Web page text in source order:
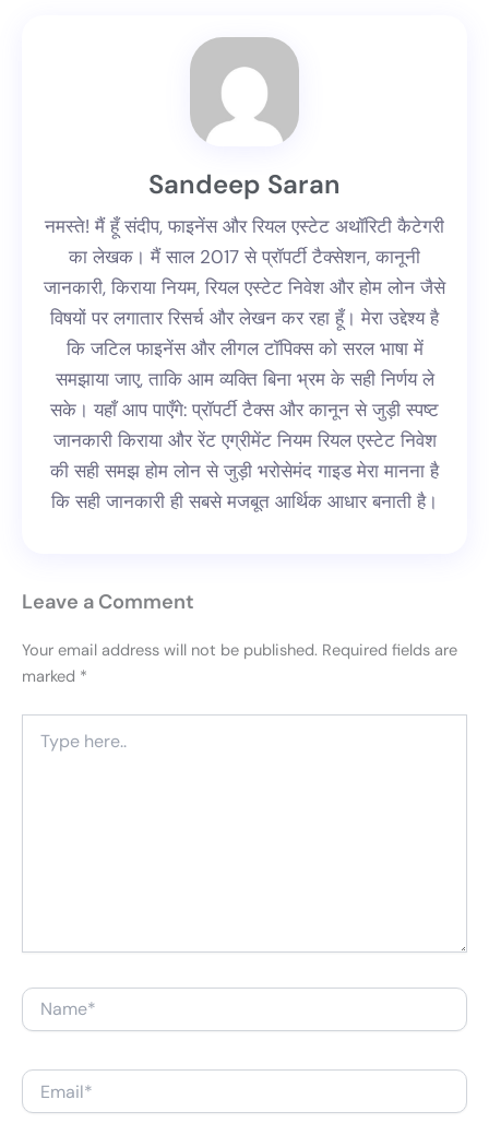
Sandeep Saran
नमस्ते! मैं हूँ संदीप, फाइनेंस और रियल एस्टेट अथॉरिटी कैटेगरी
का लेखक। मैं साल 2017 से प्रॉपर्टी टैक्सेशन, कानूनी
जानकारी, किराया नियम, रियल एस्टेट निवेश और होम लोन जैसे
विषयों पर लगातार रिसर्च और लेखन कर रहा हूँ। मेरा उद्देश्य है
कि जटिल फाइनेंस और लीगल टॉपिक्स को सरल भाषा में
समझाया जाए, ताकि आम व्यक्ति बिना भ्रम के सही निर्णय ले
सके। यहाँ आप पाएँगे: प्रॉपर्टी टैक्स और कानून से जुड़ी स्पष्ट
जानकारी किराया और रेंट एग्रीमेंट नियम रियल एस्टेट निवेश
की सही समझ होम लोन से जुड़ी भरोसेमंद गाइड मेरा मानना है
कि सही जानकारी ही सबसे मजबूत आर्थिक आधार बनाती है।
Leave a Comment
Your email address will not be published. Required fields are
marked *
here..
Name*
Email*